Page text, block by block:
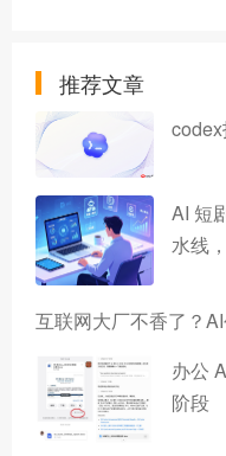
推荐文章
AI 短
水线
互联网大厂不香了？
办公
阶段